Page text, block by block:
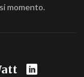
momento.